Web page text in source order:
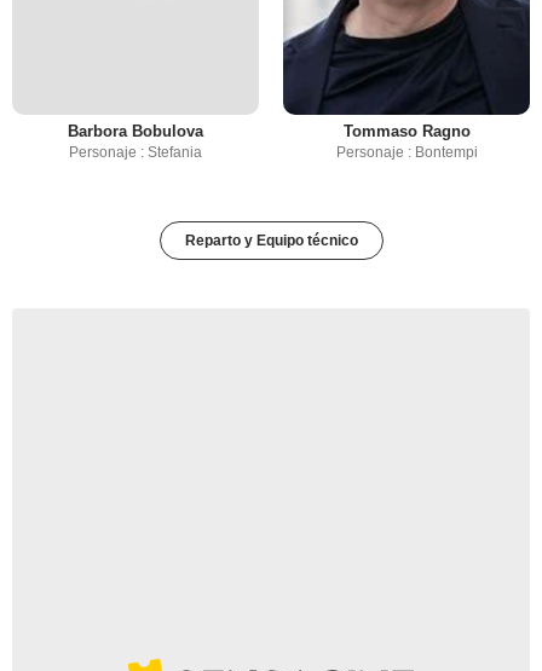
Barbora Bobulova
Personaje : Stefania
Tommaso Ragno
Personaje : Bontempi
Reparto y Equipo técnico